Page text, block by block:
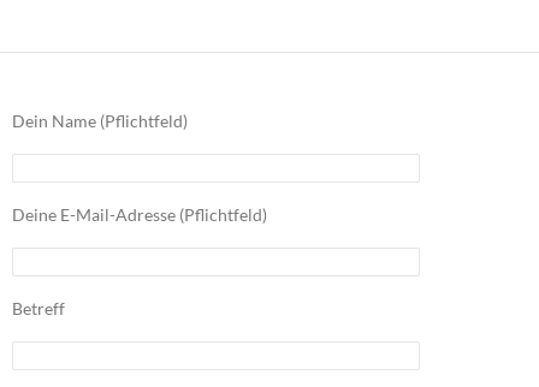
Dein Name (Pflichtfeld)
Deine E-Mail-Adresse (Pflichtfeld)
Betreff